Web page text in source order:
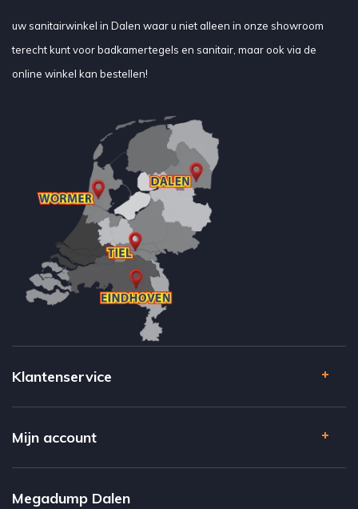
uw sanitairwinkel in Dalen waar u niet alleen in onze showroom
terecht kunt voor badkamertegels en sanitair, maar ook via de
online winkel kan bestellen!
Klantenservice
Mijn account
Megadump Dalen